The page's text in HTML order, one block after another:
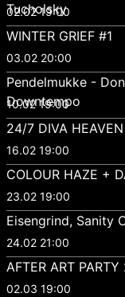
Tucholsky
02.02 19:00
WINTER GRIEF #1
03.02 20:00
Pendelmukke -
Downtempo
10.02 19:00
24/7 DIVA
16.02 19:00
COLOUR HAZE +
23.02 19:00
Eisengrind, Sanity
24.02 21:00
AFTER ART
02.03 19:00